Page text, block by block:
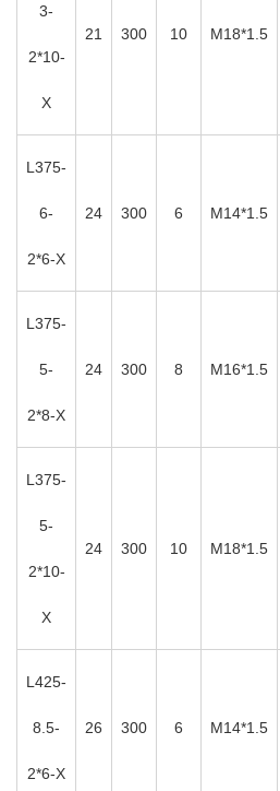
3-
2*10-
X
21 300 10 M18*1.5
L375-
6-
2*6-X
24 300 6 M14*1.5
L375-
5-
2*8-X
24 300 8 M16*1.5
L375-
5-
2*10-
X
24 300 10 M18*1.5
L425-
8.5-
2*6-X
26 300 6 M14*1.5